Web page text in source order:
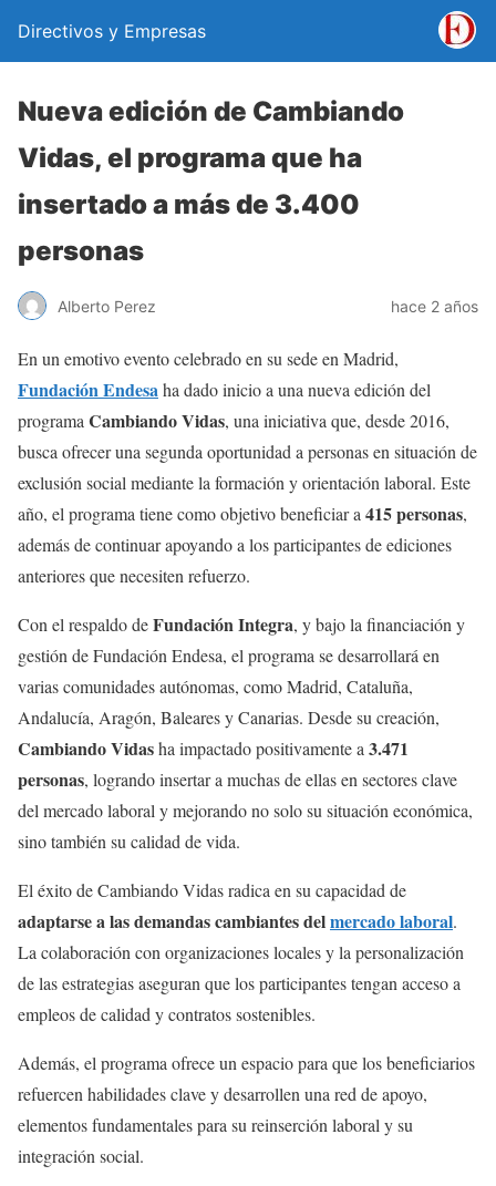
Directivos y Empresas
Nueva edición de Cambiando
Vidas, el programa que ha
insertado a más de 3.400
personas
Alberto Perez hace 2 años
En un emotivo evento celebrado en su sede en Madrid,
Fundación Endesaha dado inicio a una nueva edición del
programa Cambiando Vidas, una iniciativa que, desde 2016,
busca ofrecer una segunda oportunidad a personas en situación de
exclusión social mediante la formación y orientación laboral. Este
año, el programa tiene como objetivo beneficiar a 415 personas,
además de continuar apoyando a los participantes de ediciones
anteriores que necesiten refuerzo.
Con el respaldo deFundación Integra, y bajo la financiación y
gestión de Fundación Endesa, el programa se desarrollará en
varias comunidades autónomas, como Madrid, Cataluña,
Andalucía, Aragón, Baleares y Canarias. Desde su creación,
Cambiando Vidasha impactado positivamente a 3.471
personas, logrando insertar a muchas de ellas en sectores clave
del mercado laboral y mejorando no solo su situación económica,
sino también su calidad de vida.
El éxito de Cambiando Vidas radica en su capacidad de
adaptarse a las demandas cambiantes delmercado laboral.
La colaboración con organizaciones locales y la personalización
de las estrategias aseguran que los participantes tengan acceso a
empleos de calidad y contratos sostenibles.
Además, el programa ofrece un espacio para que los beneficiarios
refuercen habilidades clave y desarrollen una red de apoyo,
elementos fundamentales para su reinserción laboral y su
integración social.